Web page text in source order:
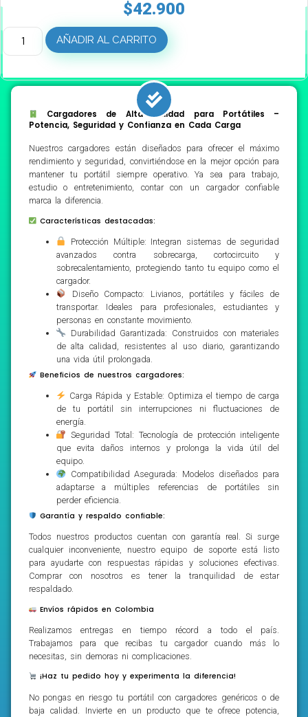
$42.900
AÑADIR AL CARRITO
Cargadores de Alta Calidad para Portátiles –
Potencia, Seguridad y Confianza en Cada Carga
Nuestros cargadores están diseñados para ofrecer el máximo
rendimiento y seguridad, convirtiéndose en la mejor opción para
mantener tu portátil siempre operativo. Ya sea para trabajo,
estudio o entretenimiento, contar con un cargador confiable
marca la diferencia.
Características destacadas:
Protección Múltiple: Integran sistemas de seguridad
avanzados contra sobrecarga, cortocircuito y
sobrecalentamiento, protegiendo tanto tu equipo como el
cargador.
Diseño Compacto: Livianos, portátiles y fáciles de
transportar. Ideales para profesionales, estudiantes y
personas en constante movimiento.
Durabilidad Garantizada: Construidos con materiales
de alta calidad, resistentes al uso diario, garantizando
una vida útil prolongada.
Beneficios de nuestros cargadores:
Carga Rápida y Estable: Optimiza el tiempo de carga
de tu portátil sin interrupciones ni fluctuaciones de
energía.
Seguridad Total: Tecnología de protección inteligente
que evita daños internos y prolonga la vida útil del
equipo.
Compatibilidad Asegurada: Modelos diseñados para
adaptarse a múltiples referencias de portátiles sin
perder eficiencia.
Garantía y respaldo confiable:
Todos nuestros productos cuentan con garantía real. Si surge
cualquier inconveniente, nuestro equipo de soporte está listo
para ayudarte con respuestas rápidas y soluciones efectivas.
Comprar con nosotros es tener la tranquilidad de estar
respaldado.
Envíos rápidos en Colombia
Realizamos entregas en tiempo récord a todo el país.
Trabajamos para que recibas tu cargador cuando más lo
necesitas, sin demoras ni complicaciones.
¡Haz tu pedido hoy y experimenta la diferencia!
No pongas en riesgo tu portátil con cargadores genéricos o de
baja calidad. Invierte en un producto que te ofrece potencia,